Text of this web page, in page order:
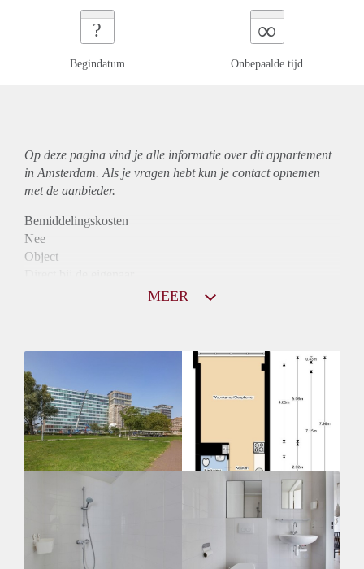
?
Begindatum
∞
Onbepaalde tijd
Op deze pagina vind je alle informatie over ditappartement
in Amsterdam. Als je vragen hebt kun je contact opnemen
met de aanbieder.
Bemiddelingskosten
Nee
Object
Mogelijk
Huurtermijn
Onbepaalde termijn
Oplevering
Kaal
MEER